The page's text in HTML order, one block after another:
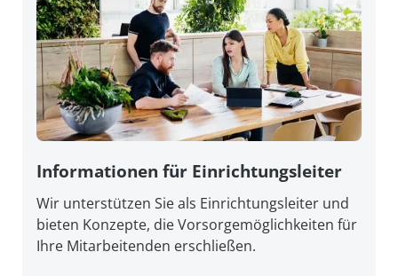
Informationen für Einrichtungsleiter
Wir unterstützen Sie als Einrichtungsleiter und
bieten Konzepte, die Vorsorgemöglichkeiten für
Ihre Mitarbeitenden erschließen.